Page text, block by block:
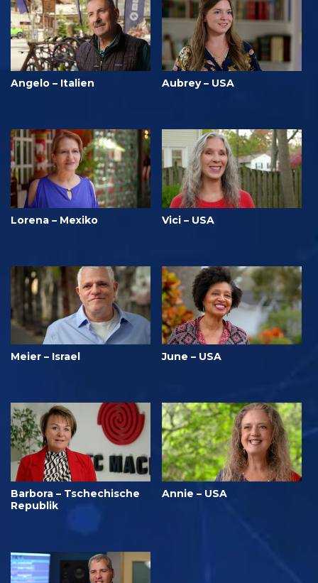
Angelo – Italien Aubrey – USA
Lorena – Mexiko Vici – USA
Meier – Israel June – USA
Barbora – Tschechische
Republik
Annie – USA